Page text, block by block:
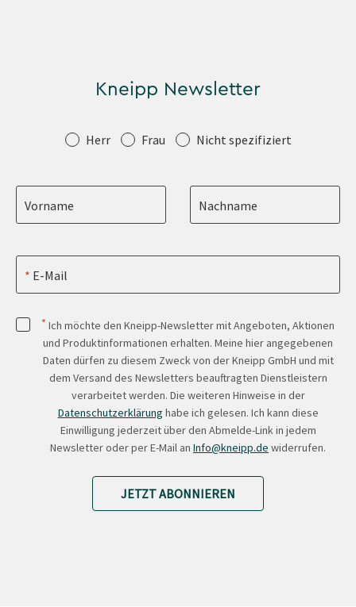
Kneipp Newsletter
Anrede Herr Frau Nicht spezifiziert
Vorname Nachname
E-Mail
* Ich möchte den Kneipp-Newsletter mit Angeboten, Aktionen
und Produktinformationen erhalten. Meine hier angegebenen
Daten dürfen zu diesem Zweck von der Kneipp GmbH und mit
dem Versand des Newsletters beauftragten Dienstleistern
verarbeitet werden. Die weiteren Hinweise in der
Datenschutzerklärung habe ich gelesen. Ich kann diese
Einwilligung jederzeit über den Abmelde-Link in jedem
Newsletter oder per E-Mail an Info@kneipp.de widerrufen.
JETZT ABONNIEREN